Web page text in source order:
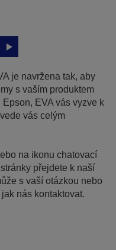
je navržena tak, aby
s vaším produktem
EVA vás vyzve k
vás celým
na ikonu chatovací
přejdete k naší
s vaší otázkou nebo
nás kontaktovat.